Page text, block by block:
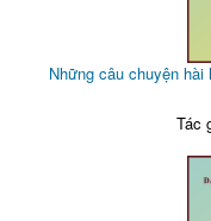
Những câu chuyện
Tác